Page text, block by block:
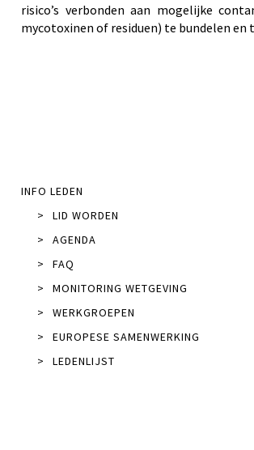
risico’s verbonden aan mogelijke
mycotoxinen of residuen) te bundelen en
INFO LEDEN
>
LID WORDEN
>
AGENDA
>
FAQ
>
MONITORING WETGEVING
>
WERKGROEPEN
>
EUROPESE SAMENWERKING
>
LEDENLIJST